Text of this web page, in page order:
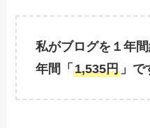
私がブログを１年
年間「1,535円 」で